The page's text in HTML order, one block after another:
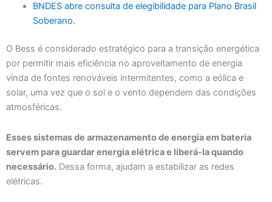
BNDES abre consulta de elegibilidade para Plano Brasil
Soberano.
O Bess é considerado estratégico para a transição energética
por permitir mais eficiência no aproveitamento de energia
vinda de fontes renováveis intermitentes, como a eólica e
solar, uma vez que o sol e o vento dependem das condições
atmosféricas.
Esses sistemas de armazenamento de energia em bateria
servem para guardar energia elétrica e liberá-la quando
necessário. Dessa forma, ajudam a estabilizar as redes
elétricas.